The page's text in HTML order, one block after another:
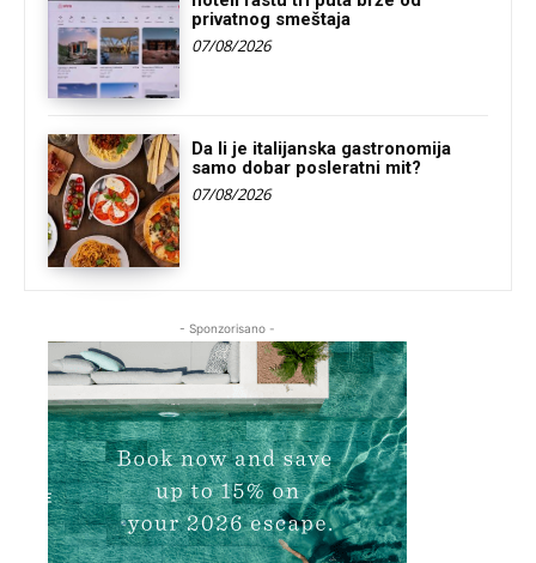
privatnog smeštaja
07/08/2026
Da li je italijanska gastronomija
samo dobar posleratni mit?
07/08/2026
- Sponzorisano -